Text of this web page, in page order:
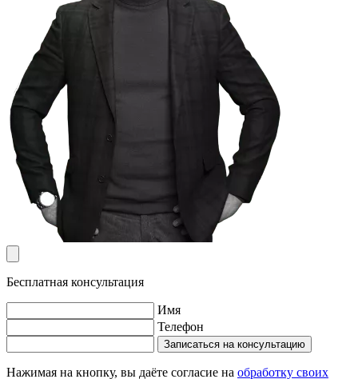
Бесплатная консультация
Имя
Телефон
Записаться на консультацию
Нажимая на кнопку, вы даёте согласие на обработку своих